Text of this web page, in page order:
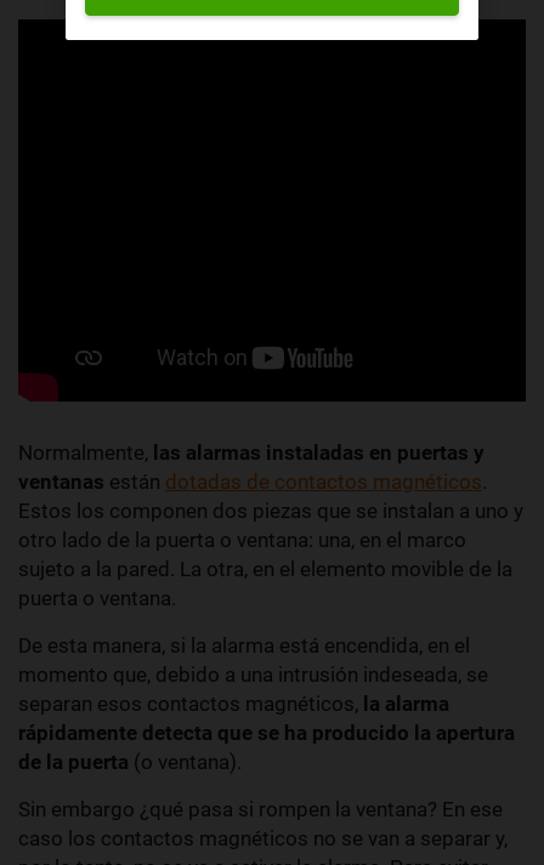
Normalmente, las alarmas instaladas en puertas y
ventanas están dotadas de contactos magnéticos.
Estos los componen dos piezas que se instalan a uno y
otro lado de la puerta o ventana: una, en el marco
sujeto a la pared. La otra, en el elemento movible de la
puerta o ventana.
De esta manera, si la alarma está encendida, en el
momento que, debido a una intrusión indeseada, se
separan esos contactos magnéticos, la alarma
rápidamente detecta que se ha producido la apertura
de la puerta (o ventana).
Sin embargo ¿qué pasa si rompen la ventana? En ese
caso los contactos magnéticos no se van a separar y,